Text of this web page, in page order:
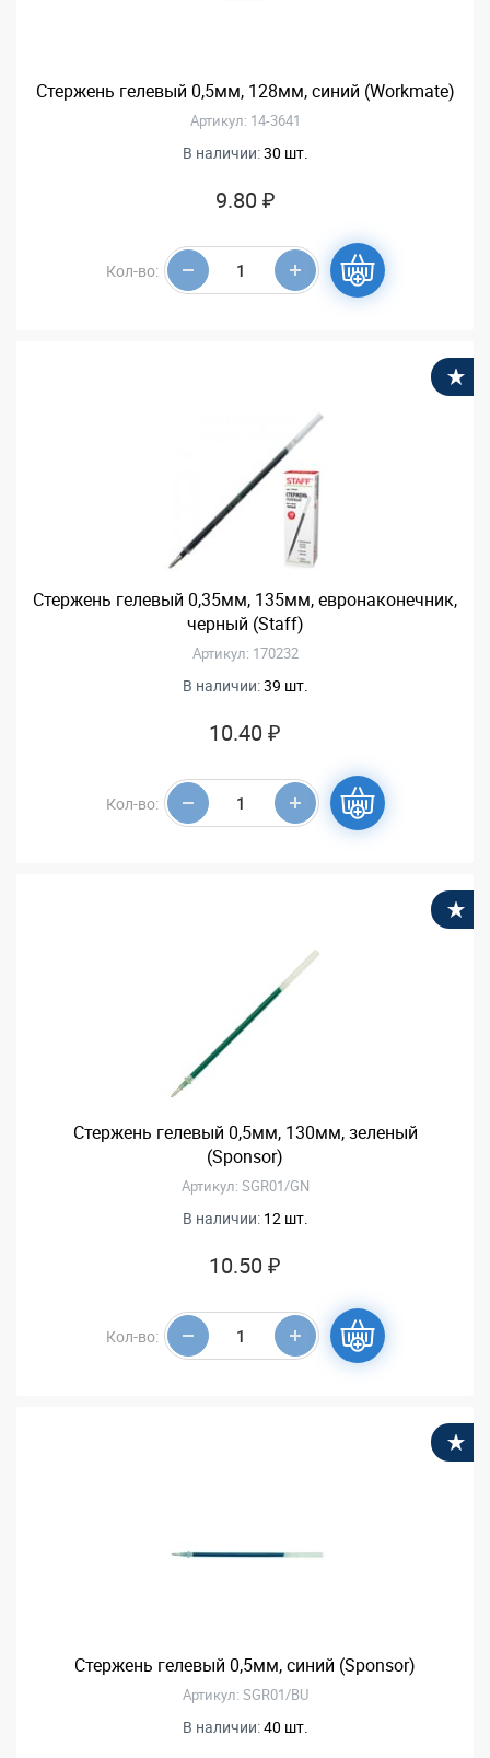
Стержень гелевый 0,5мм, 128мм, синий (Workmate)
Артикул: 14-3641
В наличии:30 шт.
9.80 ₽
Кол-во:
Стержень гелевый 0,35мм, 135мм, евронаконечник,
черный (Staff)
Артикул: 170232
В наличии:39 шт.
10.40 ₽
Кол-во:
Стержень гелевый 0,5мм, 130мм, зеленый
(Sponsor)
Артикул: SGR01/GN
В наличии: 12 шт.
10.50 ₽
Кол-во:
Стержень гелевый 0,5мм, синий (Sponsor)
Артикул: SGR01/BU
В наличии:40 шт.